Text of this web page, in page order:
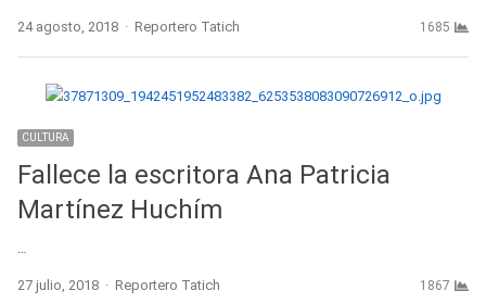
24 agosto, 2018 Author
Reportero Tatich 1685
CULTURA
Fallece la escritora Ana Patricia
Martínez Huchím
27 julio, 2018 Author
Reportero Tatich 1867